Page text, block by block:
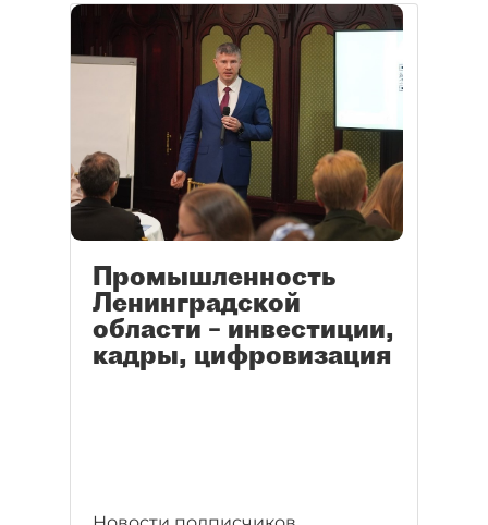
Промышленность
Ленинградской
области – инвестиции,
кадры, цифровизация